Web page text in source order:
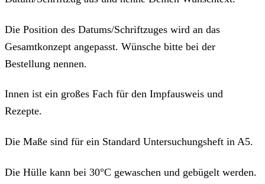
Die Position des Datums/Schriftzuges wird an das
Gesamtkonzept angepasst. Wünsche bitte bei der
Bestellung nennen.
Innen ist ein großes Fach für den Impfausweis und
Rezepte.
Die Maße sind für ein Standard Untersuchungsheft in A5.
Die Hülle kann bei 30°C gewaschen und gebügelt werden.